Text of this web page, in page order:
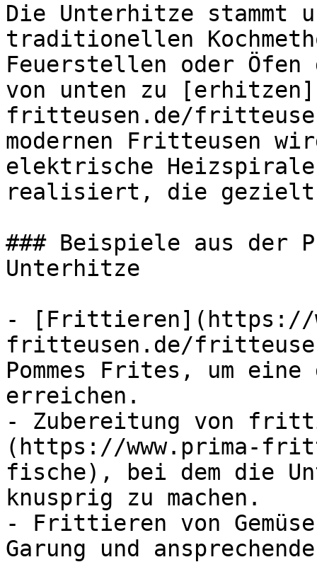
Die Unterhitze stammt
traditionellen
Feuerstellen oder Öfen
von unten zu
fritteusen.de/
modernen Fritteusen
elektrische
realisiert, die gezielt
### Beispiele aus der
Unterhitze
- [Frittieren](https://
fritteusen.de/
Pommes Frites, um eine
erreichen.
- Zubereitung von
(https://www.prima-
fische), bei dem die
knusprig zu machen.
- Frittieren von
Garung und